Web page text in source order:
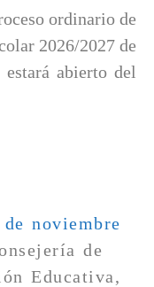
ordinario de
2026/2027 de
abierto del
noviembre
de
Educativa,